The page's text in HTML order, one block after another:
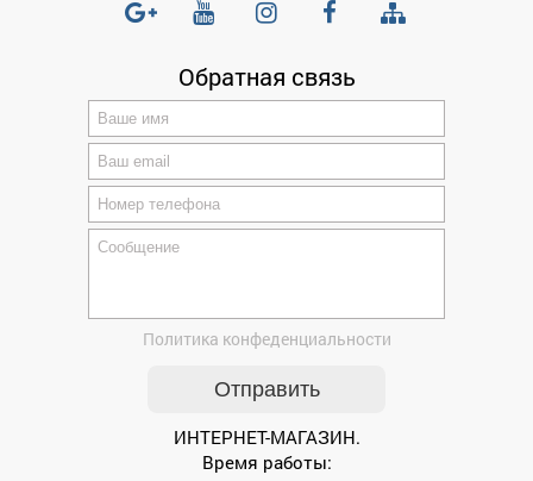
Обратная связь
Политика конфеденциальности
ИНТЕРНЕТ-МАГАЗИН.
Время работы: